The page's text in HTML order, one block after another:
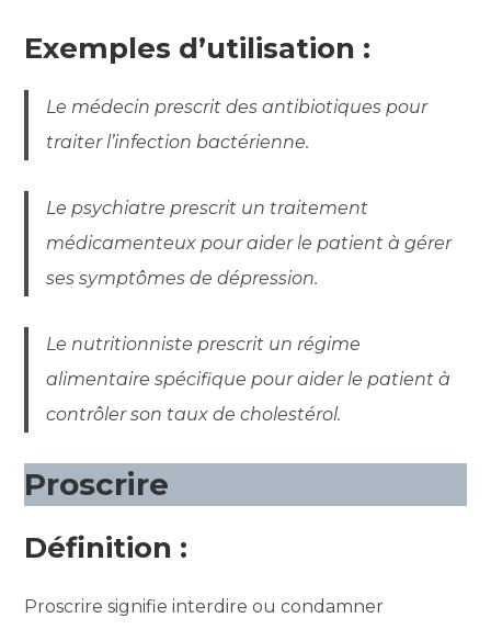
Exemples d’utilisation :
Le médecin prescrit des antibiotiques pour
traiter l’infection bactérienne.
Le psychiatre prescrit un traitement
médicamenteux pour aider le patient à gérer
ses symptômes de dépression.
Le nutritionniste prescrit un régime
alimentaire spécifique pour aider le patient à
contrôler son taux de cholestérol.
Proscrire
Définition :
Proscrire signifie interdire ou condamner